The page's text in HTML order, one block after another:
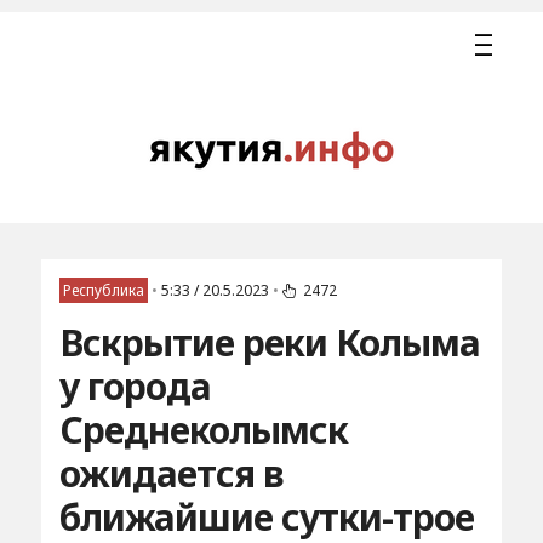
Республика • 5:33 / 20.5.2023 • 2472
Вскрытие реки Колыма
у города
Среднеколымск
ожидается в
ближайшие сутки-трое